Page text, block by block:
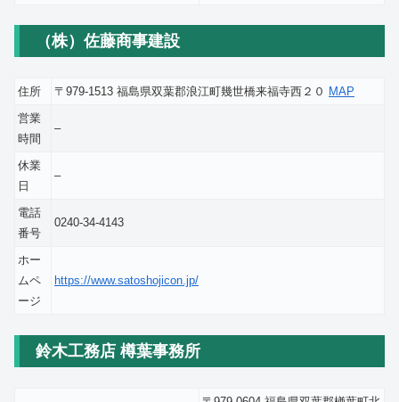
（株）佐藤商事建設
住所 〒979-1513 福島県双葉郡浪江町幾世橋来福寺西２０ MAP
営業
時間
–
休業
日
–
電話
番号
0240-34-4143
ホー
ムペ
ージ
https://www.satoshojicon.jp/
鈴木工務店 樽葉事務所